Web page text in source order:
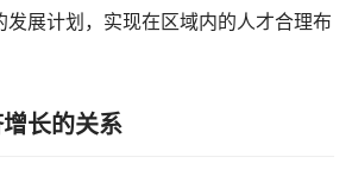
发展计划，实现在区域内的人才合理布
长的关系